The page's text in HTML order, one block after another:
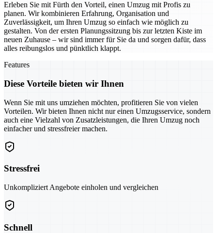
Erleben Sie mit Fürth den Vorteil, einen Umzug mit Profis zu
planen. Wir kombinieren Erfahrung, Organisation und
Zuverlässigkeit, um Ihren Umzug so einfach wie möglich zu
gestalten. Von der ersten Planungssitzung bis zur letzten Kiste im
neuen Zuhause – wir sind immer für Sie da und sorgen dafür, dass
alles reibungslos und pünktlich klappt.
Features
Diese Vorteile bieten wir Ihnen
Wenn Sie mit uns umziehen möchten, profitieren Sie von vielen
Vorteilen. Wir bieten Ihnen nicht nur einen Umzugsservice, sondern
auch eine Vielzahl von Zusatzleistungen, die Ihren Umzug noch
einfacher und stressfreier machen.
Stressfrei
Unkompliziert Angebote einholen und vergleichen
Schnell